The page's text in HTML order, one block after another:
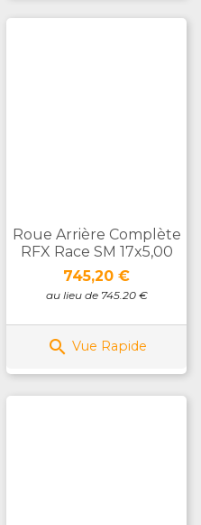
Roue Arrière Complète
RFX Race SM 17x5,00
Prix
745,20 €
au lieu de 745.20 €
 Vue Rapide